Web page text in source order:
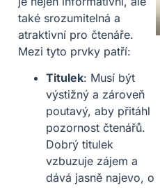
také srozumitelná a
atraktivní pro čtenáře.
Mezi tyto prvky patří:
Titulek: Musí být
výstižný a zároveň
poutavý, aby přitáhl
pozornost čtenářů.
Dobrý titulek
vzbuzuje zájem a
dává jasně najevo, o